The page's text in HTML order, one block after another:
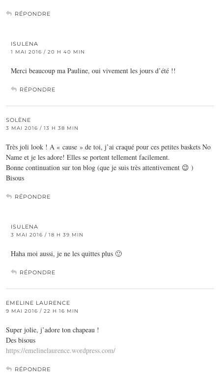
RÉPONDRE
ISULENA
1 MAI 2016 / 20 H 40 MIN
Merci beaucoup ma Pauline, oui vivement les jours d’été !!
RÉPONDRE
SOLÈNE
3 MAI 2016 / 13 H 38 MIN
Très joli look ! A « cause » de toi, j’ai craqué pour ces petites baskets No
Name et je les adore! Elles se portent tellement facilement.
Bonne continuation sur ton blog (que je suis très attentivement 😉 )
Bisous
RÉPONDRE
ISULENA
3 MAI 2016 / 18 H 39 MIN
Haha moi aussi, je ne les quittes plus 🙂
RÉPONDRE
EMELINE LAURENCE
9 MAI 2016 / 22 H 16 MIN
Super jolie, j’adore ton chapeau !
Des bisous
https://emelinelaurence.wordpress.com/
RÉPONDRE